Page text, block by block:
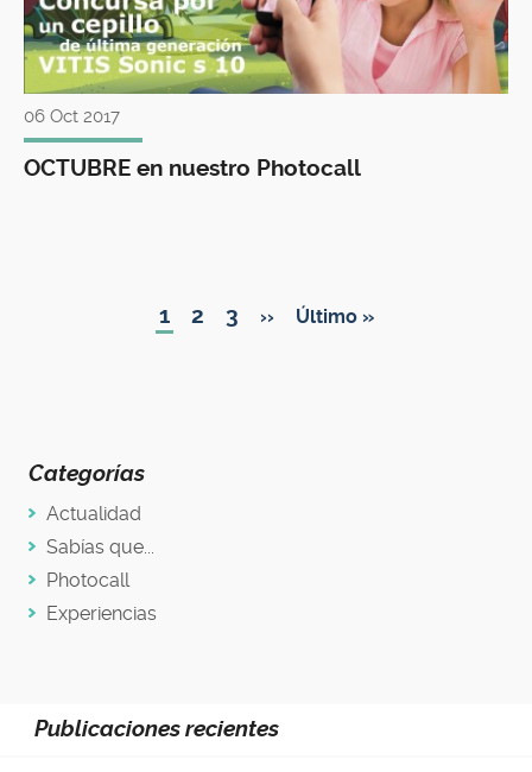
06 Oct 2017
OCTUBRE en nuestro Photocall
Página
actual
1 Page
2 Page
3
Siguiente
››
Última
Último »
Categorías
Actualidad
Sabías que...
Photocall
Experiencias
Publicaciones recientes